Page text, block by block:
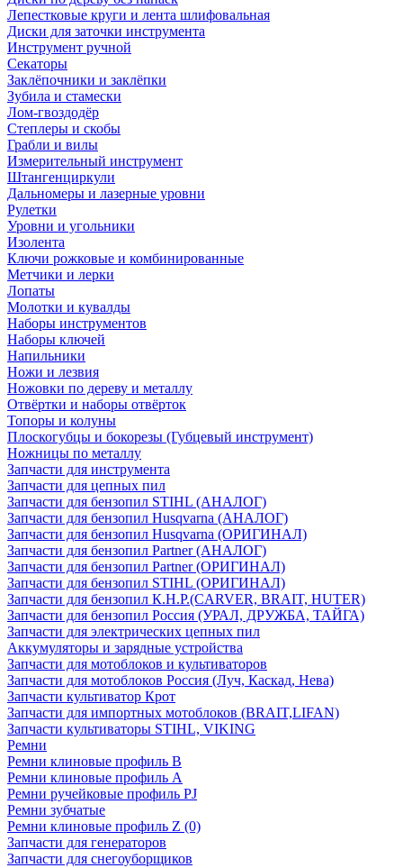
Лепестковые круги и лента шлифовальная
Диски для заточки инструмента
Инструмент ручной
Секаторы
Заклёпочники и заклёпки
Зубила и стамески
Лом-гвоздодёр
Степлеры и скобы
Грабли и вилы
Измерительный инструмент
Штангенциркули
Дальномеры и лазерные уровни
Рулетки
Уровни и угольники
Изолента
Ключи рожковые и комбинированные
Метчики и лерки
Лопаты
Молотки и кувалды
Наборы инструментов
Наборы ключей
Напильники
Ножи и лезвия
Ножовки по дереву и металлу
Отвёртки и наборы отвёрток
Топоры и колуны
Плоскогубцы и бокорезы (Губцевый инструмент)
Ножницы по металлу
Запчасти для инструмента
Запчасти для цепных пил
Запчасти для бензопил STIHL (АНАЛОГ)
Запчасти для бензопил Husqvarna (АНАЛОГ)
Запчасти для бензопил Husqvarna (ОРИГИНАЛ)
Запчасти для бензопил Partner (АНАЛОГ)
Запчасти для бензопил Partner (ОРИГИНАЛ)
Запчасти для бензопил STIHL (ОРИГИНАЛ)
Запчасти для бензопил К.Н.Р.(CARVER, BRAIT, HUTER)
Запчасти для бензопил Россия (УРАЛ, ДРУЖБА, ТАЙГА)
Запчасти для электрических цепных пил
Аккумуляторы и зарядные устройства
Запчасти для мотоблоков и культиваторов
Запчасти для мотоблоков Россия (Луч, Каскад, Нева)
Запчасти культиватор Крот
Запчасти для импортных мотоблоков (BRAIT,LIFAN)
Запчасти культиваторы STIHL, VIKING
Ремни
Ремни клиновые профиль B
Ремни клиновые профиль А
Ремни ручейковые профиль PJ
Ремни зубчатые
Ремни клиновые профиль Z (0)
Запчасти для генераторов
Запчасти для снегоуборщиков